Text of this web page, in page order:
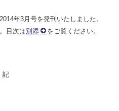
年3月号を発刊いたしました。
目次は別添 をご覧ください。
記